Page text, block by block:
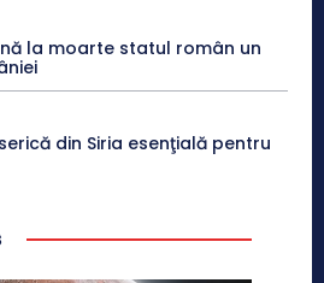
la moarte statul român un
din Siria esenţială pentru